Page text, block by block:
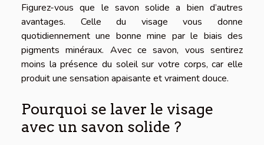
Figurez-vous que le savon solide a bien d’autres
avantages. Celle du visage vous donne
quotidiennement une bonne mine par le biais des
pigments minéraux. Avec ce savon, vous sentirez
moins la présence du soleil sur votre corps, car elle
produit une sensation apaisante et vraiment douce.
Pourquoi se laver le visage
avec un savon solide ?